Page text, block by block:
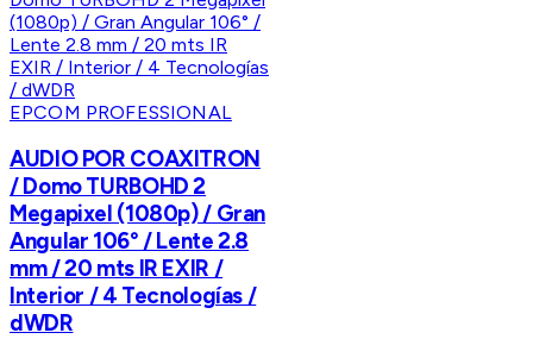
EPCOM PROFESSIONAL
AUDIO POR COAXITRON
/ Domo TURBOHD 2
Megapixel (1080p) / Gran
Angular 106° / Lente 2.8
mm / 20 mts IR EXIR /
Interior / 4 Tecnologías /
dWDR